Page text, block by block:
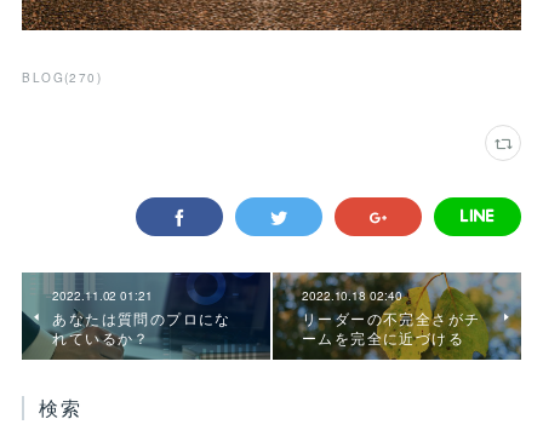
BLOG (270 )
2022.11.02 01:21
あなたは質問のプロにな
れているか？
2022.10.18 02:40
リーダーの不完全さがチ
ームを完全に近づける
検索